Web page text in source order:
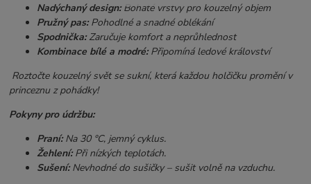
Nadýchaný design:Bohaté vrstvy pro kouzelný objem
Pružný pas:Pohodlné a snadné oblékání
Spodnička:Zaručuje komfort a neprůhlednost
Kombinace bílé a modré:Připomíná ledové království
Roztočte kouzelný svět se sukní, která každou holčičku promění v
princeznu z pohádky!
Pokyny pro údržbu:
Praní:Na 30 °C, jemný cyklus.
Žehlení:Při nízkých teplotách.
Sušení:Nevhodné do sušičky – sušit volně na vzduchu.